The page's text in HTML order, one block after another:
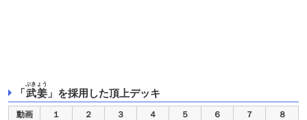
「武姜
ぶきょう
」を採用した頂上デッキ
動画 １ ２ ３ ４ ５ ６ ７ ８